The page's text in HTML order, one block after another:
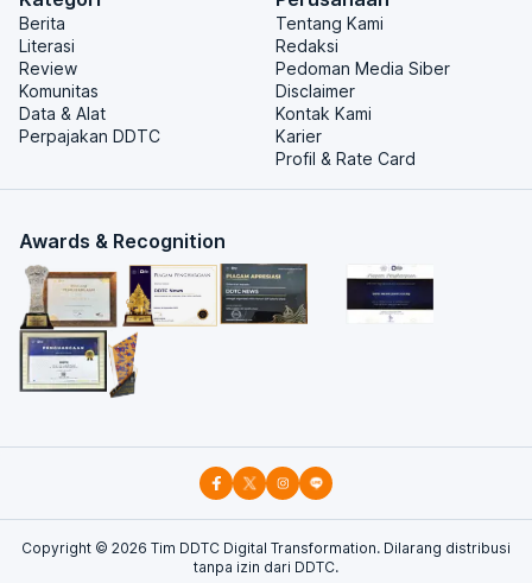
Berita
Literasi
Review
Komunitas
Data & Alat
Perpajakan DDTC
Tentang Kami
Redaksi
Pedoman Media Siber
Disclaimer
Kontak Kami
Karier
Profil & Rate Card
Awards & Recognition
Copyright © 2026 Tim DDTC Digital Transformation. Dilarang distribusi
tanpa izin dari DDTC.